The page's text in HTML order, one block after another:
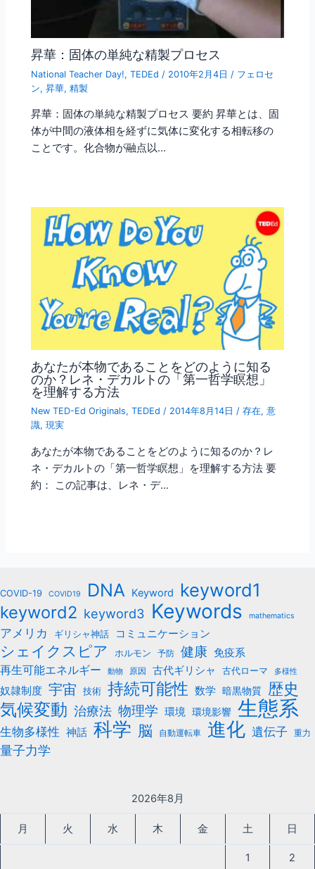
昇華：固体の単純な精製プロセス
National Teacher Day!,TEDEd / 2010年2月4日 / フェロセ
ン,昇華,精製
昇華：固体の単純な精製プロセス 要約 昇華とは、固
体が中間の液体相を経ずに気体に変化する相転移の
ことです。化合物が融点以…
あなたが本物であることをどのように知る
のか？レネ・デカルトの「第一哲学瞑想」
を理解する方法
New TED-Ed Originals,TEDEd / 2014年8月14日/存在,意
識,現実
あなたが本物であることをどのように知るのか？レ
ネ・デカルトの「第一哲学瞑想」を理解する方法 要
約： この記事は、レネ・デ…
COVID-19 COVID19 DNA Keyword keyword1
keyword2 keyword3 Keywords mathematics
アメリカ ギリシャ神話 コミュニケーション
シェイクスピア ホルモン 予防 健康 免疫系
再生可能エネルギー
動物 原因 古代ギリシャ 古代ローマ 多様性
奴隷制度 宇宙 技術 持続可能性 数学 暗黒物質 歴史
気候変動 治療法 物理学 環境 環境影響 生態系
生物多様性 神話 科学 脳 自動運転車 進化 遺伝子 重力
量子力学
2026年8月
月 火 水 木 金 土 日
1 2